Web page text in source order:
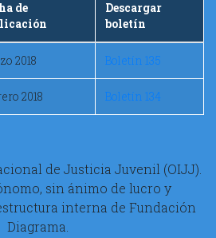
de
Descargar
boletín
2018 Boletín 135
2018 Boletín 134
de Justicia Juvenil (OIJJ).
sin ánimo de lucro y
interna de Fundación
Diagrama.